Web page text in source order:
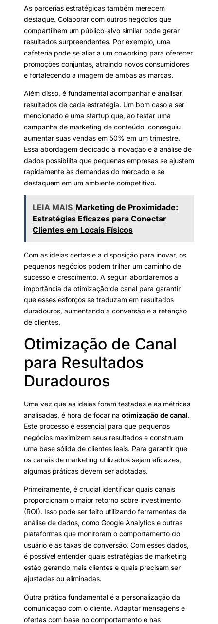
As parcerias estratégicas também merecem
destaque. Colaborar com outros negócios que
compartilhem um público-alvo similar pode gerar
resultados surpreendentes. Por exemplo, uma
cafeteria pode se aliar a um coworking para oferecer
promoções conjuntas, atraindo novos consumidores
e fortalecendo a imagem de ambas as marcas.
Além disso, é fundamental acompanhar e analisar
resultados de cada estratégia. Um bom caso a ser
mencionado é uma startup que, ao testar uma
campanha de marketing de conteúdo, conseguiu
aumentar suas vendas em 50% em um trimestre.
Essa abordagem dedicado à inovação e à análise de
dados possibilita que pequenas empresas se ajustem
rapidamente às demandas do mercado e se
destaquem em um ambiente competitivo.
LEIA MAIS Marketing de Proximidade:
Estratégias Eficazes para Conectar
Clientes em Locais Físicos
Com as ideias certas e a disposição para inovar, os
pequenos negócios podem trilhar um caminho de
sucesso e crescimento. A seguir, abordaremos a
importância da otimização de canal para garantir
que esses esforços se traduzam em resultados
duradouros, aumentando a conversão e a retenção
de clientes.
Otimização de Canal
para Resultados
Duradouros
Uma vez que as ideias foram testadas e as métricas
analisadas, é hora de focar na otimização de canal.
Este processo é essencial para que pequenos
negócios maximizem seus resultados e construam
uma base sólida de clientes leais. Para garantir que
os canais de marketing utilizados sejam eficazes,
algumas práticas devem ser adotadas.
Primeiramente, é crucial identificar quais canais
proporcionam o maior retorno sobre investimento
(ROI). Isso pode ser feito utilizando ferramentas de
análise de dados, como Google Analytics e outras
plataformas que monitoram o comportamento do
usuário e as taxas de conversão. Com esses dados,
é possível entender quais estratégias de marketing
estão gerando mais clientes e quais precisam ser
ajustadas ou eliminadas.
Outra prática fundamental é a personalização da
comunicação com o cliente. Adaptar mensagens e
ofertas com base no comportamento e nas